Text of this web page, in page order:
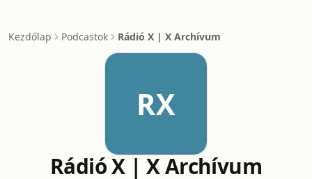
Kezdőlap Podcastok Rádió X | X Archívum
RX
Rádió X | X Archívum